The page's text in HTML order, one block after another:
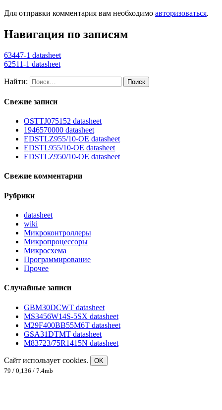
Для отправки комментария вам необходимо авторизоваться.
Навигация по записям
63447-1 datasheet
62511-1 datasheet
Найти:
Свежие записи
OSTTJ075152 datasheet
1946570000 datasheet
EDSTLZ955/10-OE datasheet
EDSTL955/10-OE datasheet
EDSTLZ950/10-OE datasheet
Свежие комментарии
Рубрики
datasheet
wiki
Микроконтроллеры
Микропроцессоры
Микросхема
Программирование
Прочее
Случайные записи
GBM30DCWT datasheet
MS3456W14S-5SX datasheet
M29F400BB55M6T datasheet
GSA31DTMT datasheet
M83723/75R1415N datasheet
Сайт использует cookies.
OK
79 / 0,136 / 7.4mb